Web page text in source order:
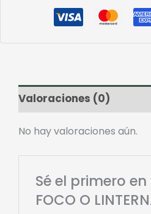
Valoraciones (0)
No hay valoraciones aún.
Sé el primero
FOCO O